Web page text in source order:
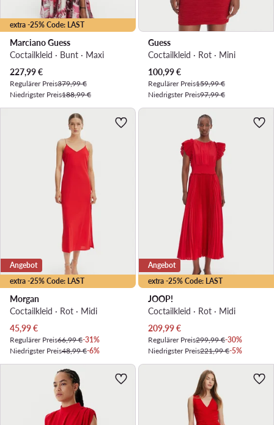
extra -25% Code: LAST
Marciano Guess
Coctailkleid · Bunt · Maxi
Aktueller Preis
227,99€
Regulärer Preis379,99 €
Niedrigster Preis188,99 €
Guess
Coctailkleid · Rot · Mini
Aktueller Preis
100,99€
Regulärer Preis159,99 €
Niedrigster Preis97,99 €
extra -25% Code: LAST
Angebot
Morgan
Coctailkleid · Rot · Midi
Aktueller Preis
45,99€
Regulärer Preis66,99 €-31%
Niedrigster Preis48,99 €-6%
extra -25% Code: LAST
Angebot
JOOP!
Coctailkleid · Rot · Midi
Aktueller Preis
209,99€
Regulärer Preis299,99 €-30%
Niedrigster Preis221,99 €-5%